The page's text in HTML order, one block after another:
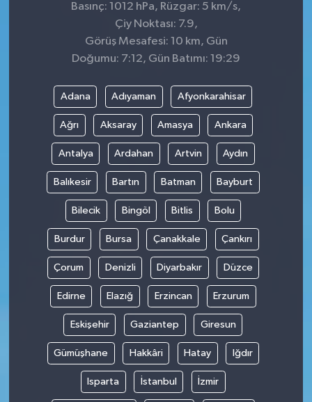
Basınç: 1012 hPa, Rüzgar: 5 km/s,
Çiy Noktası: 7.9,
Görüş Mesafesi: 10 km, Gün
Doğumu: 7:12, Gün Batımı: 19:29
Adana Adıyaman Afyonkarahisar
Ağrı Aksaray Amasya Ankara
Antalya Ardahan Artvin Aydın
Balıkesir Bartın Batman Bayburt
Bilecik Bingöl Bitlis Bolu
Burdur Bursa Çanakkale Çankırı
Çorum Denizli Diyarbakır Düzce
Edirne Elazığ Erzincan Erzurum
Eskişehir Gaziantep Giresun
Gümüşhane Hakkâri Hatay Iğdır
Isparta İstanbul İzmir